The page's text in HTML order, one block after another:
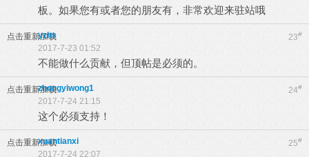
板。如果您有或者您的朋友有，非常欢迎来驻站哦
点击重新加载 23#
yzhs
2017-7-23 01:52
不能做什么贡献，但顶帖是必须的。
点击重新加载 24#
zhongyiwong1
2017-7-24 21:15
这个必须支持！
点击重新加载 25#
xuantianxi
2017-7-24 22:07